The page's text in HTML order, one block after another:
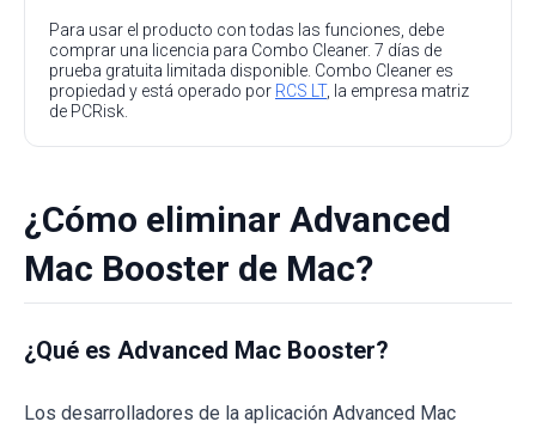
Para usar el producto con todas las funciones, debe
comprar una licencia para Combo Cleaner. 7 días de
prueba gratuita limitada disponible. Combo Cleaner es
propiedad y está operado por RCS LT, la empresa matriz
de PCRisk.
¿Cómo eliminar Advanced
Mac Booster de Mac?
¿Qué es Advanced Mac Booster?
Los desarrolladores de la aplicación Advanced Mac